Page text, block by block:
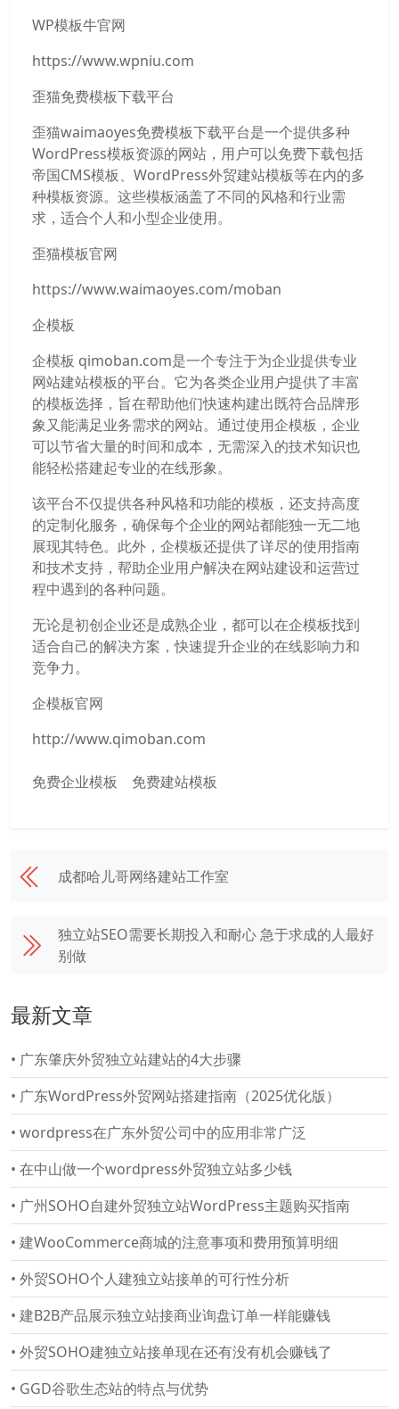
WP模板牛官网
https://www.wpniu.com
歪猫免费模板下载平台
歪猫waimaoyes免费模板下载平台是一个提供多种
WordPress模板资源的网站，用户可以免费下载包括
帝国CMS模板、WordPress外贸建站模板等在内的多
种模板资源。这些模板涵盖了不同的风格和行业需
求，适合个人和小型企业使用。
歪猫模板官网
https://www.waimaoyes.com/moban
企模板
企模板 qimoban.com是一个专注于为企业提供专业
网站建站模板的平台。它为各类企业用户提供了丰富
的模板选择，旨在帮助他们快速构建出既符合品牌形
象又能满足业务需求的网站。通过使用企模板，企业
可以节省大量的时间和成本，无需深入的技术知识也
能轻松搭建起专业的在线形象。
该平台不仅提供各种风格和功能的模板，还支持高度
的定制化服务，确保每个企业的网站都能独一无二地
展现其特色。此外，企模板还提供了详尽的使用指南
和技术支持，帮助企业用户解决在网站建设和运营过
程中遇到的各种问题。
无论是初创企业还是成熟企业，都可以在企模板找到
适合自己的解决方案，快速提升企业的在线影响力和
竞争力。
企模板官网
http://www.qimoban.com
免费企业模板 免费建站模板
成都哈儿哥网络建站工作室
独立站SEO需要长期投入和耐心 急于求成的人最好
别做
最新文章
• 广东肇庆外贸独立站建站的4大步骤
• 广东WordPress外贸网站搭建指南（2025优化版）
• wordpress在广东外贸公司中的应用非常广泛
• 在中山做一个wordpress外贸独立站多少钱
• 广州SOHO自建外贸独立站WordPress主题购买指南
• 建WooCommerce商城的注意事项和费用预算明细
• 外贸SOHO个人建独立站接单的可行性分析
• 建B2B产品展示独立站接商业询盘订单一样能赚钱
• 外贸SOHO建独立站接单现在还有没有机会赚钱了
• GGD谷歌生态站的特点与优势